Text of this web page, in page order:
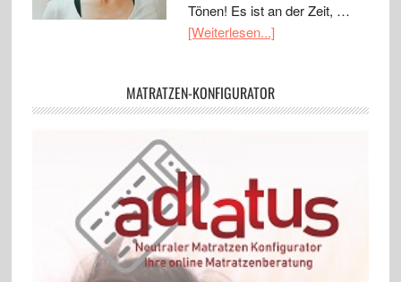
Tönen! Es ist an der Zeit, …
[Weiterlesen...]
MATRATZEN-KONFIGURATOR